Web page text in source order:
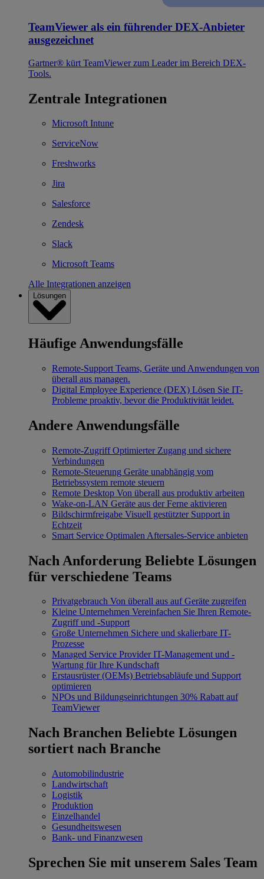
TeamViewer als ein führender DEX-Anbieter
ausgezeichnet
Gartner® kürt TeamViewer zum Leader im Bereich DEX-
Tools.
Zentrale Integrationen
Microsoft Intune
ServiceNow
Freshworks
Jira
Salesforce
Zendesk
Slack
Microsoft Teams
Alle Integrationen anzeigen
Lösungen
Häufige Anwendungsfälle
Remote-Support Teams, Geräte und Anwendungen von
überall aus managen.
Digital Employee Experience (DEX) Lösen Sie IT-
Probleme proaktiv, bevor die Produktivität leidet.
Andere Anwendungsfälle
Remote-Zugriff Optimierter Zugang und sichere
Verbindungen
Remote-Steuerung Geräte unabhängig vom
Betriebssystem remote steuern
Remote Desktop Von überall aus produktiv arbeiten
Wake-on-LAN Geräte aus der Ferne aktivieren
Bildschirmfreigabe Visuell gestützter Support in
Echtzeit
Smart Service Optimalen Aftersales-Service anbieten
Nach Anforderung Beliebte Lösungen
für verschiedene Teams
Privatgebrauch Von überall aus auf Geräte zugreifen
Kleine Unternehmen Vereinfachen Sie Ihren Remote-
Zugriff und -Support
Große Unternehmen Sichere und skalierbare IT-
Prozesse
Managed Service Provider IT-Management und -
Wartung für Ihre Kundschaft
Erstausrüster (OEMs) Betriebsabläufe und Support
optimieren
NPOs und Bildungseinrichtungen 30% Rabatt auf
TeamViewer
Nach Branchen Beliebte Lösungen
sortiert nach Branche
Automobilindustrie
Landwirtschaft
Logistik
Produktion
Einzelhandel
Gesundheitswesen
Bank- und Finanzwesen
Sprechen Sie mit unserem Sales Team